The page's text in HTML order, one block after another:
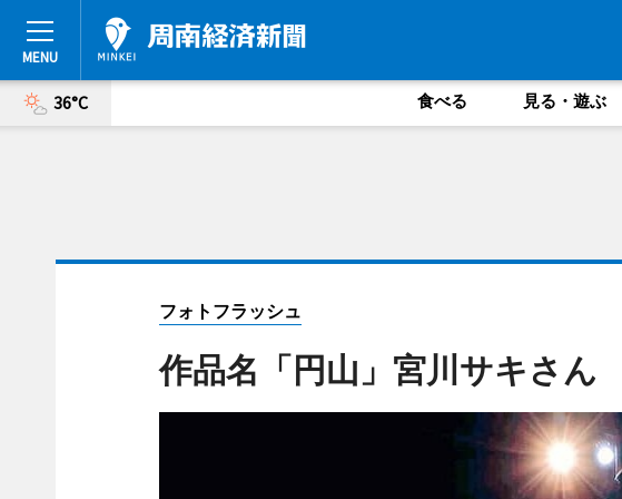
36°C 食べる 見る・遊ぶ
フォトフラッシュ
作品名「円山」宮川サキさん